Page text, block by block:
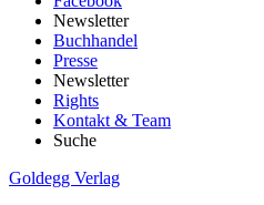
Newsletter
Buchhandel
Presse
Newsletter
Rights
Kontakt & Team
Suche
Goldegg Verlag